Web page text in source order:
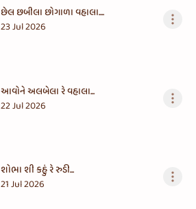
છેલ છબીલા છોગાળા વહાલા....
23 Jul 2026
આવોને અલબેલા રે વહાલા...
22 Jul 2026
શોભા શી કહું રે રુડી...
21 Jul 2026